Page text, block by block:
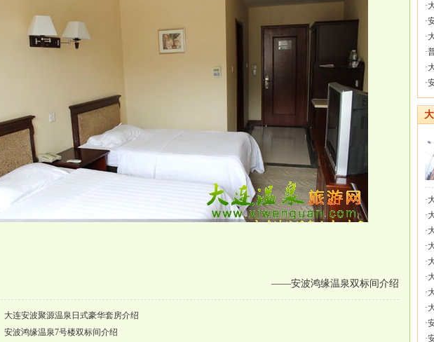
——安波鸿缘温泉双标间介绍
大连安波聚源温泉日式豪华套房介绍
安波鸿缘温泉7号楼双标间介绍
·
·
·
·
·
·
·
·
·
·
·
·
·
·
·
·